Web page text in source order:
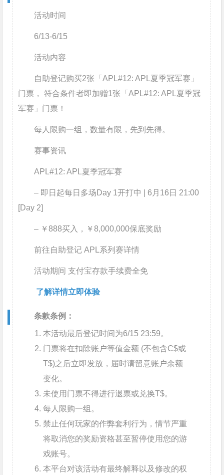
活动时间
6/13-6/15
活动内容
自助登记购买2张「APL#12: APL夏季冠军赛」
门票， 符合条件者即加赠1张「APL#12: APL夏季冠
军赛」门票！
每人限购一组，数量有限，先到先得。
赛事资讯
APL#12: APL夏季冠军赛
– 即日起每日多场Day 1开打中 | 6月16日 21:00
[Day 2]
– ￥888买入，￥8,000,000保底奖励
前往自助登记 APL系列赛详情
活动期间 支付宝存款手续费全免
了解详情立即体验
条款条例：
本活动最后登记时间为6/15 23:59。
门票将在扣除账户等值金额 (不包含C$或
T$)之后立即发放，届时请留意账户余额
变化。
未使用门票不得进行退票或兑换T$。
每人限购一组。
禁止任何玩家的作弊套利行为，情节严重
将取消您的奖励资格甚至暂停使用您的游
戏账号。
本平台对该活动有最终解释以及修改的权